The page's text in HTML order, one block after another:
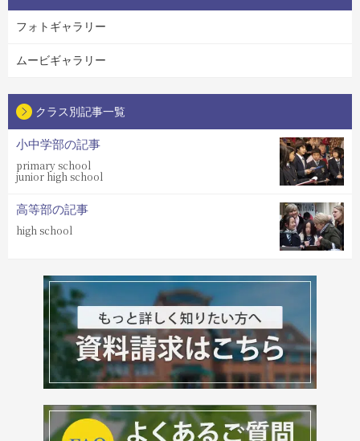
フォトギャラリー
ムービギャラリー
クラス別記事一覧
小中学部の記事
primary school
junior high school
高等部の記事
high school